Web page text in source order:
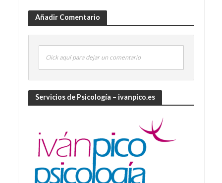
Añadir Comentario
Click aquí para dejar un comentario
Servicios de Psicología – ivanpico.es